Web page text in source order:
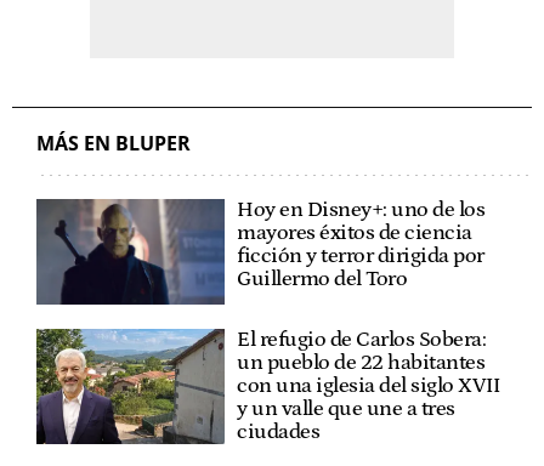
MÁS EN BLUPER
Hoy en Disney+: uno de los
mayores éxitos de ciencia
ficción y terror dirigida por
Guillermo del Toro
El refugio de Carlos Sobera:
un pueblo de 22 habitantes
con una iglesia del siglo XVII
y un valle que une a tres
ciudades